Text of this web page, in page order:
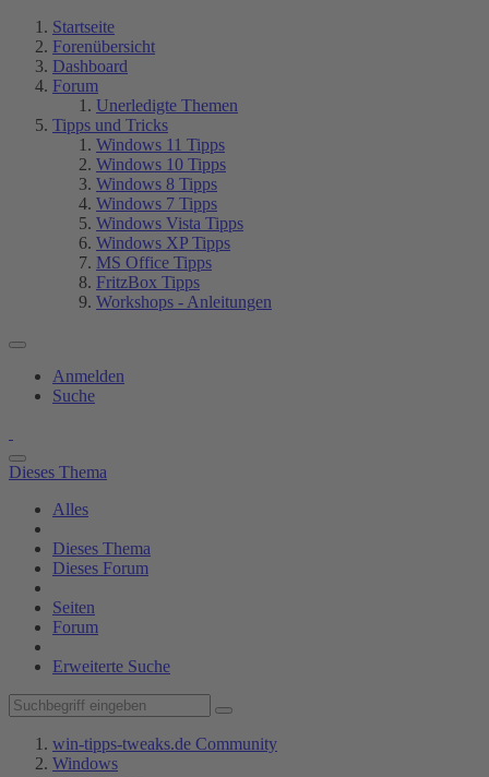
Startseite
Forenübersicht
Dashboard
Forum
Unerledigte Themen
Tipps und Tricks
Windows 11 Tipps
Windows 10 Tipps
Windows 8 Tipps
Windows 7 Tipps
Windows Vista Tipps
Windows XP Tipps
MS Office Tipps
FritzBox Tipps
Workshops - Anleitungen
Anmelden
Suche
Dieses Thema
Alles
Dieses Thema
Dieses Forum
Seiten
Forum
Erweiterte Suche
win-tipps-tweaks.de Community
Windows